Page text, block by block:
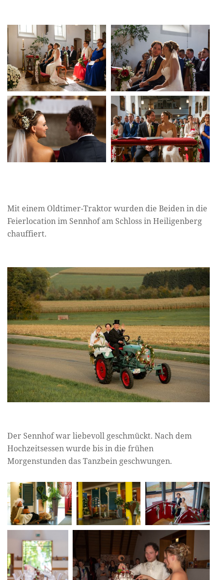
Mit einem Oldtimer-Traktor wurden die Beiden in die
Feierlocation im Sennhof am Schloss in Heiligenberg
chauffiert.
Der Sennhof war liebevoll geschmückt. Nach dem
Hochzeitsessen wurde bis in die frühen
Morgenstunden das Tanzbein geschwungen.